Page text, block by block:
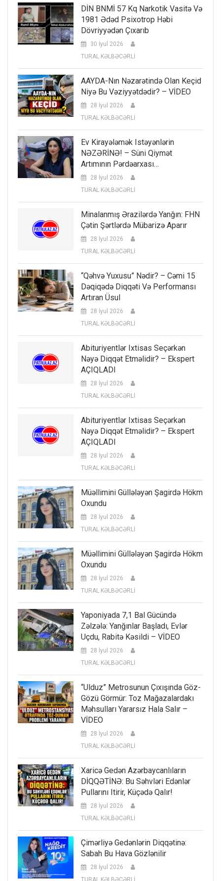
DİN BNMİ 57 Kq Narkotik Vasitə Və
1981 Ədəd Psixotrop Həbi
Dövriyyədən Çıxarıb
30 İyul 2026
TURAL KƏLBƏCƏRLİ
AAYDA-Nın Nəzarətində Olan Keçid
Niyə Bu Vəziyyətdədir? – VİDEO
28 İyul 2026
TURAL KƏLBƏCƏRLİ
Ev Kirayələmək Istəyənlərin
NƏZƏRİNƏ! – Süni Qiymət
Artımının Pərdəarxası…
28 İyul 2026
TURAL KƏLBƏCƏRLİ
Minalanmış Ərazilərdə Yanğın: FHN
Çətin Şərtlərdə Mübarizə Aparır
28 İyul 2026
TURAL KƏLBƏCƏRLİ
“Qəhvə Yuxusu” Nədir? – Cəmi 15
Dəqiqədə Diqqəti Və Performansı
Artıran Üsul
28 İyul 2026
TURAL KƏLBƏCƏRLİ
Abituriyentlər Ixtisas Seçərkən
Nəyə Diqqət Etməlidir? – Ekspert
AÇIQLADI
28 İyul 2026
TURAL KƏLBƏCƏRLİ
Abituriyentlər Ixtisas Seçərkən
Nəyə Diqqət Etməlidir? – Ekspert
AÇIQLADI
28 İyul 2026
TURAL KƏLBƏCƏRLİ
Müəllimini Güllələyən Şagirdə Hökm
Oxundu
28 İyul 2026
TURAL KƏLBƏCƏRLİ
Müəllimini Güllələyən Şagirdə Hökm
Oxundu
28 İyul 2026
TURAL KƏLBƏCƏRLİ
Yaponiyada 7,1 Bal Gücündə
Zəlzələ: Yanğınlar Başladı, Evlər
Uçdu, Rabitə Kəsildi – VİDEO
28 İyul 2026
TURAL KƏLBƏCƏRLİ
“Ulduz” Metrosunun Çıxışında Göz-
Gözü Görmür: Toz Mağazalardakı
Məhsulları Yararsız Hala Salır –
VİDEO
28 İyul 2026
TURAL KƏLBƏCƏRLİ
Xaricə Gedən Azərbaycanlıların
DİQQƏTİNƏ: Bu Səhvləri Edənlər
Pullarını Itirir, Küçədə Qalır!
28 İyul 2026
TURAL KƏLBƏCƏRLİ
Çimərliyə Gedənlərin Diqqətinə:
Sabah Bu Hava Gözlənilir
28 İyul 2026